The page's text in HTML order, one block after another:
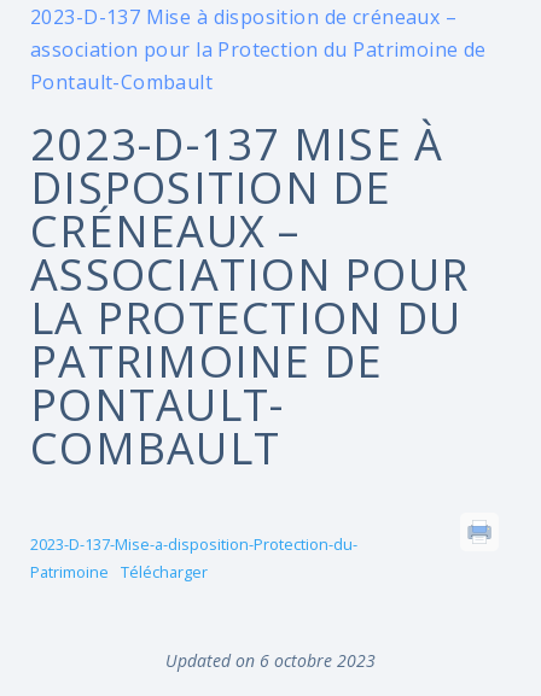
2023-D-137 Mise à disposition de créneaux –
association pour la Protection du Patrimoine de
Pontault-Combault
2023-D-137 MISE À
DISPOSITION DE
CRÉNEAUX –
ASSOCIATION POUR
LA PROTECTION DU
PATRIMOINE DE
PONTAULT-
COMBAULT
2023-D-137-Mise-a-disposition-Protection-du-
Patrimoine
Télécharger
Updated on 6 octobre 2023